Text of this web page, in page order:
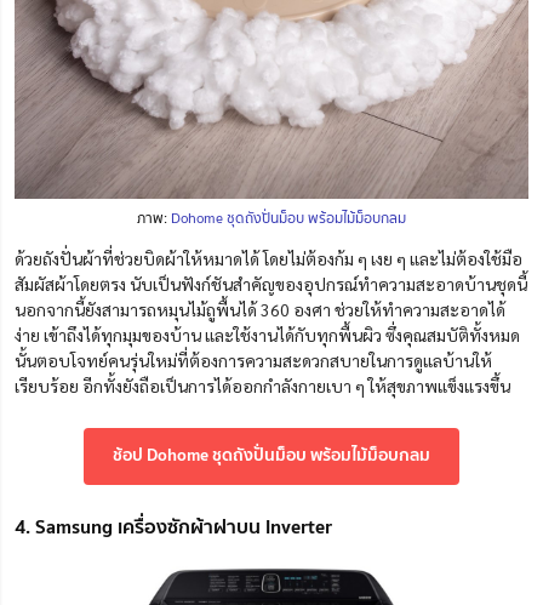
ภาพ: Dohome ชุดถังปั่นม็อบ พร้อมไม้ม็อบกลม
ด้วยถังปั่นผ้าที่ช่วยบิดผ้าให้หมาดได้ โดยไม่ต้องก้ม ๆ เงย ๆ และไม่ต้องใช้มือ
สัมผัสผ้าโดยตรง นับเป็นฟังก์ชันสำคัญของอุปกรณ์ทำความสะอาดบ้านชุดนี้
นอกจากนี้ยังสามารถหมุนไม้ถูพื้นได้ 360 องศา ช่วยให้ทำความสะอาดได้
ง่าย เข้าถึงได้ทุกมุมของบ้าน และใช้งานได้กับทุกพื้นผิว ซึ่งคุณสมบัติทั้งหมด
นั้นตอบโจทย์คนรุ่นใหม่ที่ต้องการความสะดวกสบายในการดูแลบ้านให้
เรียบร้อย อีกทั้งยังถือเป็นการได้ออกกำลังกายเบา ๆ ให้สุขภาพแข็งแรงขึ้น
ช้อป Dohome ชุดถังปั่นม็อบ พร้อมไม้ม็อบกลม
4. Samsung เครื่องซักผ้าฝาบน Inverter